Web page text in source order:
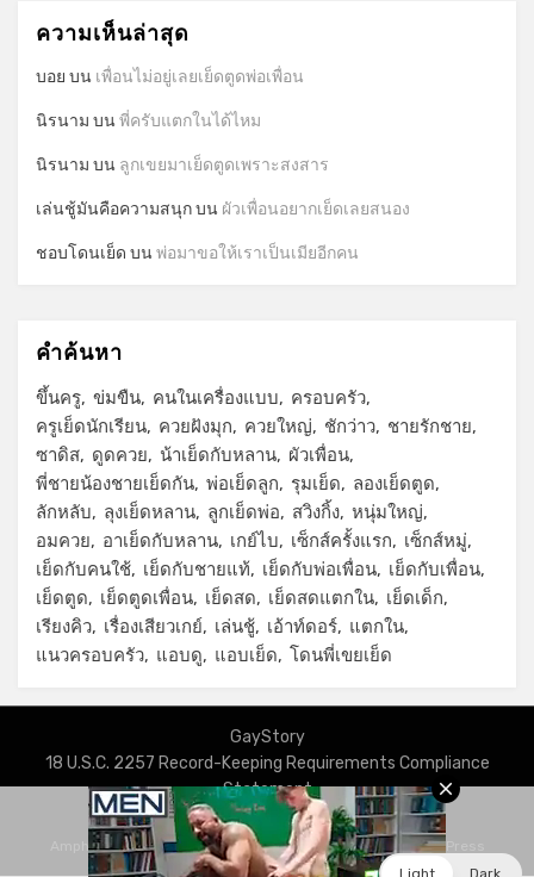
ความเห็นล่าสุด
บอย บน เพื่อนไม่อยู่เลยเย็ดตูดพ่อเพื่อน
นิรนาม บนพี่ครับแตกในได้ไหม
นิรนาม บน ลูกเขยมาเย็ดตูดเพราะสงสาร
เล่นชู้มันคือความสนุกบน ผัวเพื่อนอยากเย็ดเลยสนอง
ชอบโดนเย็ด บนพ่อมาขอให้เราเป็นเมียอีกคน
คำค้นหา
ขึ้นครู ข่มขืน คนในเครื่องแบบ
ครอบครัว
ครูเย็ดนักเรียน
ควยฝังมุก ควยใหญ่ ชักว่าว
ชายรักชาย
ซาดิส
ดูดควย น้าเย็ดกับหลาน
ผัวเพื่อน
พี่ชายน้องชายเย็ดกัน พ่อเย็ดลูก รุมเย็ด
ลองเย็ดตูด
ลักหลับ
ลุงเย็ดหลาน ลูกเย็ดพ่อ สวิงกิ้ง หนุ่มใหญ่
อมควย
อาเย็ดกับหลาน เกย์ไบ เซ็กส์ครั้งแรก
เซ็กส์หมู่
เย็ดกับคนใช้
เย็ดกับชายแท้ เย็ดกับพ่อเพื่อน
เย็ดกับเพื่อน
เย็ดตูด
เย็ดตูดเพื่อน เย็ดสด เย็ดสดแตกใน
เย็ดเด็ก
เรียงคิว
เรื่องเสียวเกย์ เล่นชู้ เอ้าท์ดอร์
แตกใน
แนวครอบครัว
แอบดู แอบเย็ด โดนพี่เขยเย็ด
GayStory
18 U.S.C. 2257 Record-Keeping Requirements Compliance
Statement
Privacy Policy
Amphibious Theme byTemplatePocket ⋅ Powered byWordPress
Light
Dark